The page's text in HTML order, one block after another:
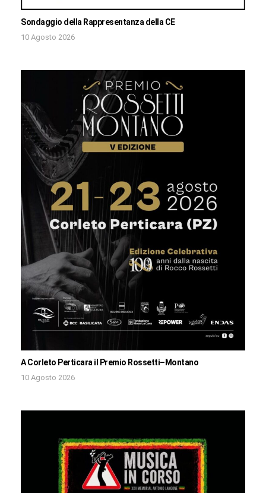
Sondaggio della Rappresentanza della CE
10 Agosto 2026
A Corleto Perticara il Premio Rossetti–Montano
10 Agosto 2026